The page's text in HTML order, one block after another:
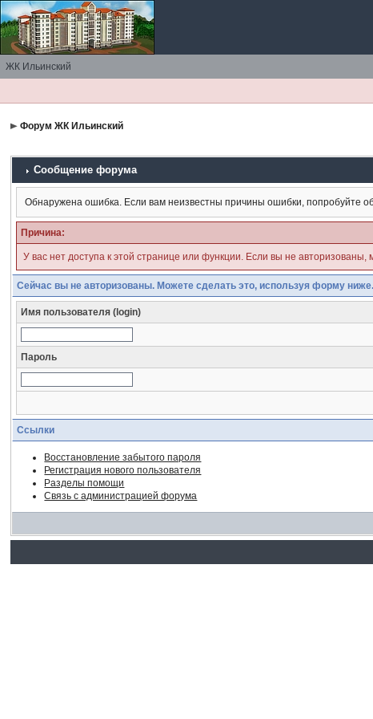
ЖК Ильинский
Форум ЖК Ильинский
Сообщение форума
Обнаружена ошибка. Если вам неизвестны причины ошибки, попробуйте
Причина:
У вас нет доступа к этой странице или функции. Если вы не
Сейчас вы не авторизованы. Можете сделать это, используя форму ниже.
Имя пользователя (login)
Пароль
Ссылки
Восстановление забытого пароля
Регистрация нового пользователя
Разделы помощи
Связь с администрацией форума